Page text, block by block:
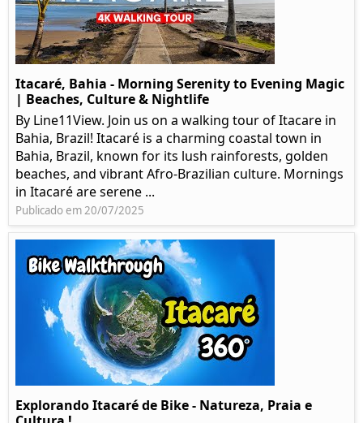
Itacaré, Bahia - Morning Serenity to Evening Magic
| Beaches, Culture & Nightlife
By Line11View. Join us on a walking tour of Itacare in
Bahia, Brazil! Itacaré is a charming coastal town in
Bahia, Brazil, known for its lush rainforests, golden
beaches, and vibrant Afro-Brazilian culture. Mornings
in Itacaré are serene ...
Publicado em 20/07/2025
Explorando Itacaré de Bike - Natureza, Praia e